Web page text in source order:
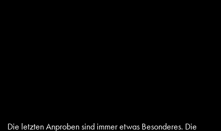
Die letzten Anproben sind immer etwas Besonderes. Die